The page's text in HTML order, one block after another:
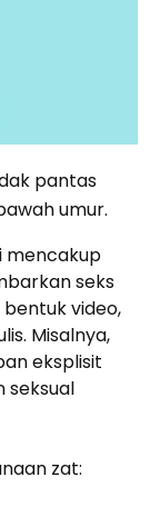
pantas
umur.
mencakup
seks
video,
Misalnya,
eksplisit
seksual
zat: